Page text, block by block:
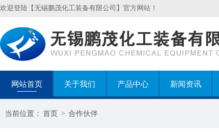
欢迎登陆【无锡鹏茂化工装备有限公司】官方网站！
网站首页 关于我们 产品中心 新闻资讯
当前位置： 首页 > 合作伙伴